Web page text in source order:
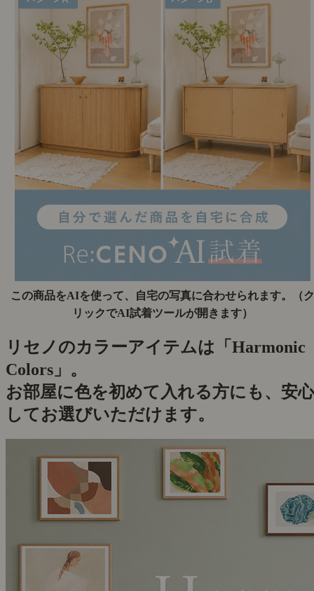
この商品をAIを使って、自宅の写真に合わせられます。
（ク
リックでAI試着ツールが開きます）
リセノのカラーアイテムは「Harmonic
Colors」。
お部屋に色を初めて入れる方にも、安心
してお選びいただけます。